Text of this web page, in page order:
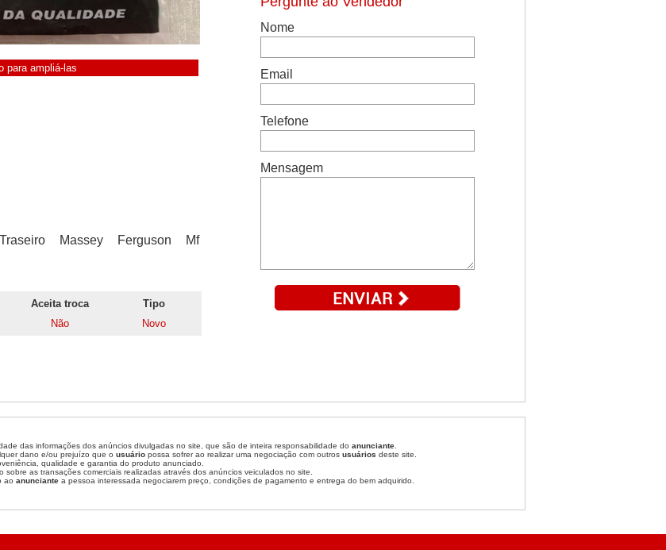
para ampliá-las
Massey Ferguson Mf
Aceita troca
Tipo
Não Novo
das informações dos anúncios divulgadas no site, que são de inteira responsabilidade do anunciante
dano e/ou prejuízo que o usuário possa sofrer ao realizar uma negociação com outros usuários deste site.
qualidade e garantia do produto anunciado.
sobre as transações comerciais realizadas através dos anúncios veiculados no site.
ao anunciante a pessoa interessada negociarem preço, condições de pagamento e entrega do bem adquirido.